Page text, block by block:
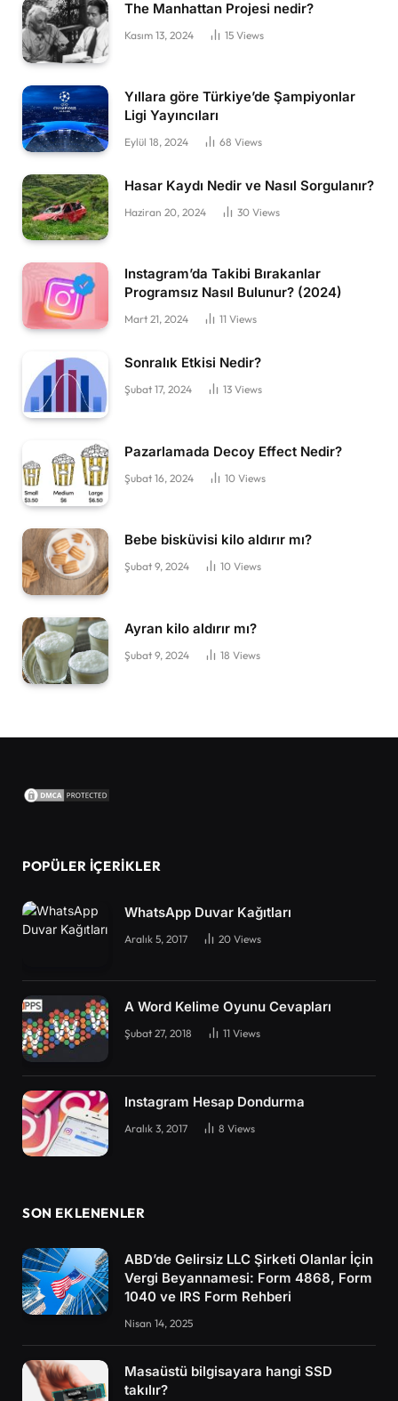
The Manhattan Projesi nedir?
Kasım 13, 2024 15 Views
Yıllara göre Türkiye’de Şampiyonlar
Ligi Yayıncıları
Eylül 18, 2024 68 Views
Hasar Kaydı Nedir ve Nasıl Sorgulanır?
Haziran 20, 2024 30 Views
Instagram’da Takibi Bırakanlar
Programsız Nasıl Bulunur? (2024)
Mart 21, 2024 11 Views
Sonralık Etkisi Nedir?
Şubat 17, 2024 13 Views
Pazarlamada Decoy Effect Nedir?
Şubat 16, 2024 10 Views
Bebe bisküvisi kilo aldırır mı?
Şubat 9, 2024 10 Views
Ayran kilo aldırır mı?
Şubat 9, 2024 18 Views
POPÜLER İÇERIKLER
WhatsApp Duvar Kağıtları
Aralık 5, 2017 20 Views
A Word Kelime Oyunu Cevapları
Şubat 27, 2018 11 Views
Instagram Hesap Dondurma
Aralık 3, 2017 8 Views
SON EKLENENLER
ABD’de Gelirsiz LLC Şirketi Olanlar İçin
Vergi Beyannamesi: Form 4868, Form
1040 ve IRS Form Rehberi
Nisan 14, 2025
Masaüstü bilgisayara hangi SSD
takılır?